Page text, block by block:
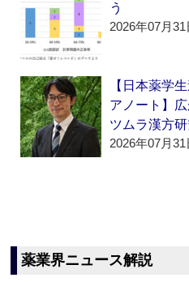
う
2026年07月31
【日本薬学
アノート】
ツムラ漢方
2026年07月31
薬業界ニュース解説